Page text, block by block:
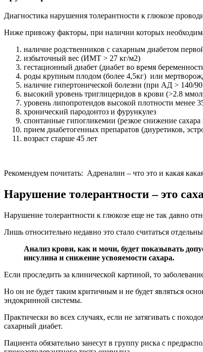
Диагностика нарушения толерантности к глюкозе
Ниже привожу факторы, при наличии которых
наличие родственников с сахарным диабетом
избыточный вес (ИМТ > 27 кг/м2)
гестационный диабет (диабет во время
роды крупным плодом (более 4,5кг) или
наличие гипертонической болезни (при АД > 140/
высокий уровень триглицеридов в крови (>2.8
уровень липопротеидов высокой плотности менее
хронический пародонтоз и фурункулез
спонтанные гипогликемии (резкое снижение сахара
прием диабетогенных препаратов (диуретиков,
возраст старше 45 лет
Рекомендуем почитать: Адреналин – что это и какая
Нарушение толерантности – это
Нарушение толерантности к глюкозе еще не так давно
Лишь относительно недавно это стало считаться
Анализ крови, как и мочи, будет показывать
инсулина и снижение усвояемости сахара.
Если проследить за клинической картиной, то
Но он не будет таким критичным и не будет являться
эндокринной системы.
Практически во всех случаях, если не затягивать с
сахарный диабет.
Пациента обязательно занесут в группу риска с